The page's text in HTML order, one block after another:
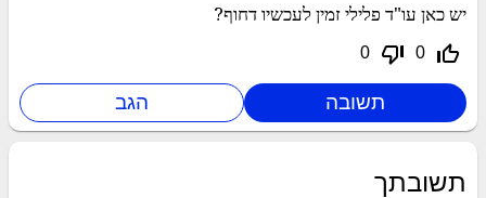
יש כאן עו"ד פלילי זמין לעכשיו דחוף?
thumb_up_off_alt
0
thumb_down_off_alt
0
תשובתך